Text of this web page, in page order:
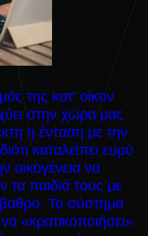
της κατ’ οίκον
στην χώρα μας
η ένταση με την
καταλείπει ευρύ
οικογένεια να
τα παιδιά τους με
Το σύστημα
«κρατικοποιήσει»